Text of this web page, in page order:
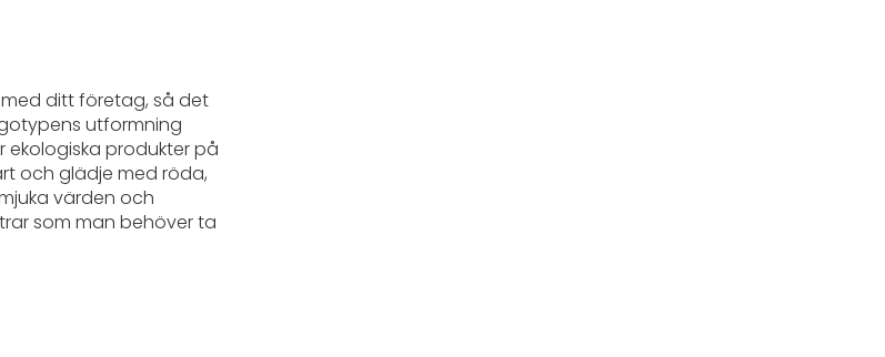
ditt företag, så det
utformning
ekologiska produkter på
och glädje med röda,
värden och
som man behöver ta